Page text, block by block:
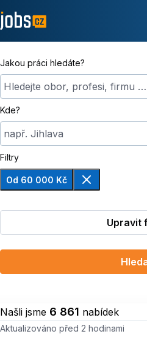
Jakou práci hledáte?
Hledejte obor, profesi, firmu …
Kde?
např. Jihlava
Filtry
Od 60 000 Kč
Odebrat
Upravit
Našli jsme 6 861 nabídek
Aktualizováno před 2 hodinami